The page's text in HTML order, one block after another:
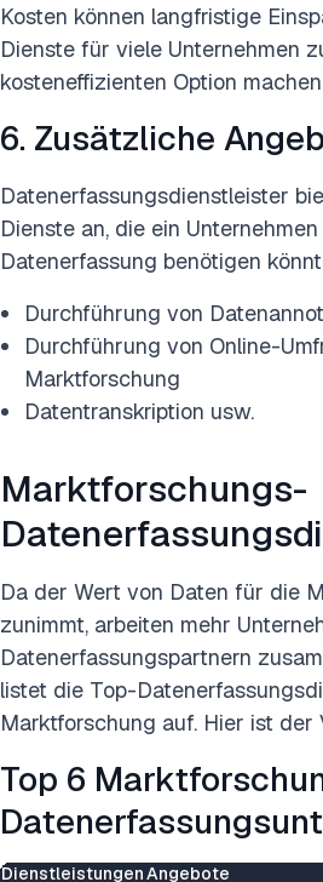
Kosten können langfristige
Dienste für viele Unternehmen
kosteneffizienten Option
6. Zusätzliche
Datenerfassungsdienstleister
Dienste an, die ein
Datenerfassung benötigen
Durchführung von
Durchführung von Online-
Marktforschung
Datentranskription usw.
Marktforschungs-
Da der Wert von Daten für die
zunimmt, arbeiten mehr
Datenerfassungspartnern
listet die Top-
Marktforschung auf. Hier ist der
Top 6
DienstleistungenAngebote